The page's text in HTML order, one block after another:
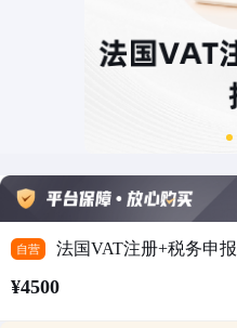
自营 法国VAT注册+税务申报
¥4500